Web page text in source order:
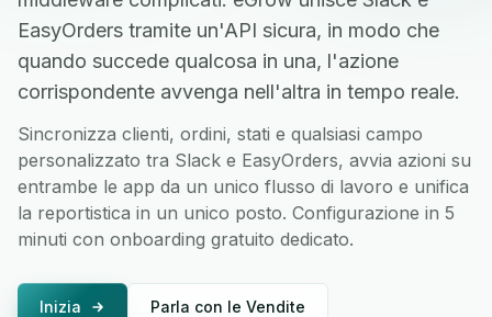
EasyOrders tramite un'API sicura, in modo che
quando succede qualcosa in una, l'azione
corrispondente avvenga nell'altra in tempo reale.
Sincronizza clienti, ordini, stati e qualsiasi campo
personalizzato tra Slack e EasyOrders, avvia azioni su
entrambe le app da un unico flusso di lavoro e unifica
la reportistica in un unico posto. Configurazione in 5
minuti con onboarding gratuito dedicato.
Inizia Parla con le Vendite